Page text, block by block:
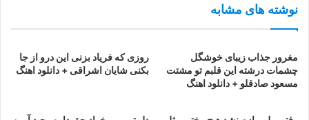
نوشته های مشابه
مغرور جذاب زیبای خوشگل
چشمات درشته این قلبم تو مشتت
مسعود صادقلو + دانلود اهنگ
روزی که فریاد بزنی این درو از جا
بکنی شایان اشراقی + دانلود اهنگ